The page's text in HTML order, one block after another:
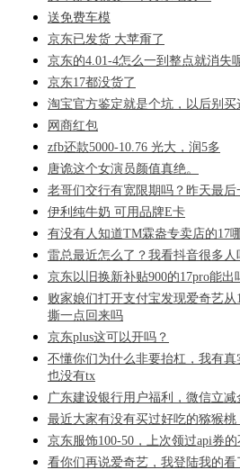
送免费车模
京东已发货 大苹甭了
京东的4.01-4怎么一到整点就消失
京东17都没货了
淘宝官方鉴定就是个坑，以后别买
网商红包
zfb还款5000-10.76 光大，润5多
唐诡这个女演员颜值真绝。
老哥们交行有宽限期吗？昨天最后
伊利纯牛奶 可用品牌E卡
有没有人知道TM霖盎专卖店的17
雷总最近怎么了？我看抖音很多人
京东以旧换新补贴900的17pro能出
败家娘们打开支付宝发现爱奇艺
撕一点回来吗
京东plus这可以开吗？
不懂你们为什么非要抬杠，我有真
也没有tx
广东建设银行用户福利，微信立
最近大家有没有买过好吃的猕猴桃
京东服饰100-50，上次领过api券的
看你们再说爱奇艺，我登陆我的看